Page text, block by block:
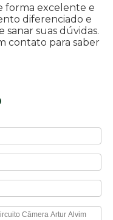
forma excelente e
diferenciado e
sanar suas dúvidas.
contato para saber